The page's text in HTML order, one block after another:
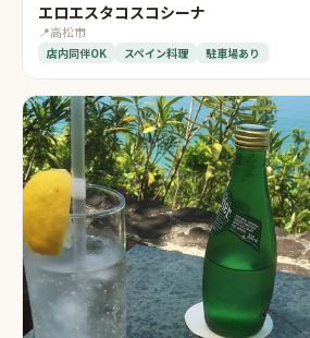
エロエスタコスコシーナ
📍高松市
店内同伴OK スペイン料理 駐車場あり